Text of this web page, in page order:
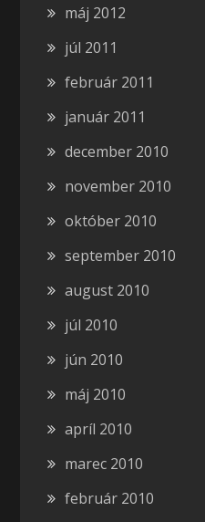
máj 2012
júl 2011
február 2011
január 2011
december 2010
november 2010
október 2010
september 2010
august 2010
júl 2010
jún 2010
máj 2010
apríl 2010
marec 2010
február 2010